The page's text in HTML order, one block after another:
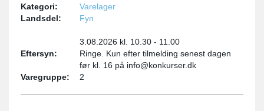
Kategori:
Varelager
Landsdel:
Fyn
Eftersyn:
3.08.2026 kl. 10.30 - 11.00
Ringe. Kun efter tilmelding senest dagen
før kl. 16 på info@konkurser.dk
Varegruppe:
2